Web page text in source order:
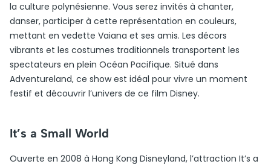
la culture polynésienne. Vous serez invités à chanter,
danser, participer à cette représentation en couleurs,
mettant en vedette Vaiana et ses amis. Les décors
vibrants et les costumes traditionnels transportent les
spectateurs en plein Océan Pacifique. Situé dans
Adventureland, ce show est idéal pour vivre un moment
festif et découvrir l’univers de ce film Disney.
It’s a Small World
Ouverte en 2008 à Hong Kong Disneyland, l’attraction It’s a